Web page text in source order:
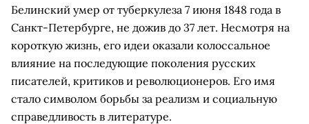
Белинский умер от туберкулеза 7 июня 1848 года в
Санкт-Петербурге, не дожив до 37 лет. Несмотря на
короткую жизнь, его идеи оказали колоссальное
влияние на последующие поколения русских
писателей, критиков и революционеров. Его имя
стало символом борьбы за реализм и социальную
справедливость в литературе.